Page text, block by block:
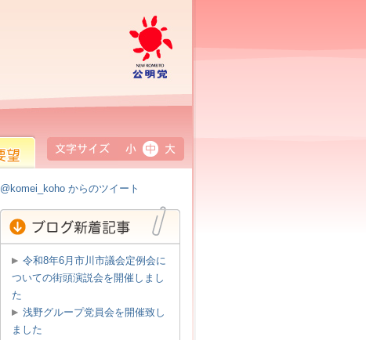
@komei_koho からのツイート
令和8年6月市川市議会定例会に
ついての街頭演説会を開催しまし
た
浅野グループ党員会を開催致し
ました
公明党